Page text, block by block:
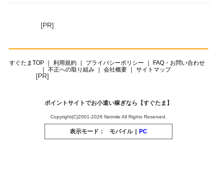
[PR]
すぐたまTOP 利用規約 プライバシーポリシー
FAQ・お問い合わせ
不正への取り組み
会社概要 サイトマップ
[PR]
ポイントサイトでお小遣い稼ぎなら【すぐたま】
Copyright(C)2001-2026 Netmile All Rights Reserved.
表示モード： モバイル | PC